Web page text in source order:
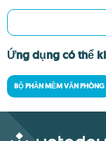
Ứng dụng có thể
BỘ PHẦN MỀM VĂN PHÒNG